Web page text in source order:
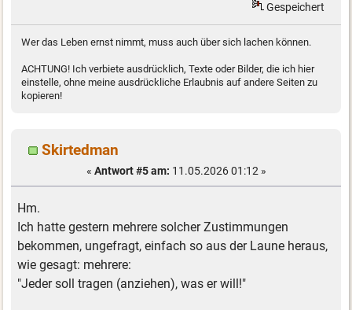
Gespeichert
Wer das Leben ernst nimmt, muss auch über sich lachen können.
ACHTUNG! Ich verbiete ausdrücklich, Texte oder Bilder, die ich hier
einstelle, ohne meine ausdrückliche Erlaubnis auf andere Seiten zu
kopieren!
Skirtedman
« Antwort #5 am: 11.05.2026 01:12 »
Hm.
Ich hatte gestern mehrere solcher Zustimmungen
bekommen, ungefragt, einfach so aus der Laune heraus,
wie gesagt: mehrere:
"Jeder soll tragen (anziehen), was er will!"